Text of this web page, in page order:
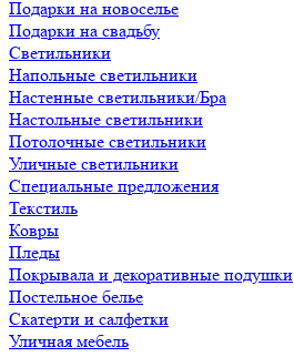
Подарки на новоселье
Подарки на свадьбу
Светильники
Напольные светильники
Настенные светильники/Бра
Настольные светильники
Потолочные светильники
Уличные светильники
Специальные предложения
Текстиль
Ковры
Пледы
Покрывала и декоративные подушки
Постельное белье
Скатерти и салфетки
Уличная мебель